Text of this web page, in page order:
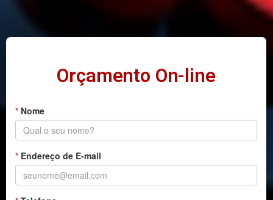
Orçamento On-line